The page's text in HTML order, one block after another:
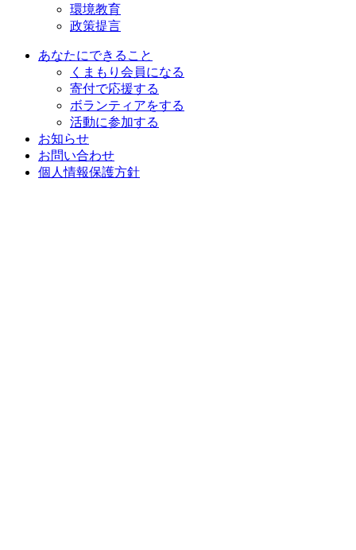
環境教育
政策提言
あなたにできること
くまもり会員になる
寄付で応援する
ボランティアをする
活動に参加する
お知らせ
お問い合わせ
個人情報保護方針